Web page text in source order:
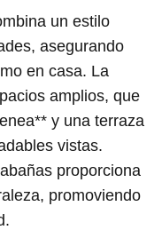
un estilo
asegurando
en casa. La
amplios, que
y una terraza
vistas.
proporciona
promoviendo